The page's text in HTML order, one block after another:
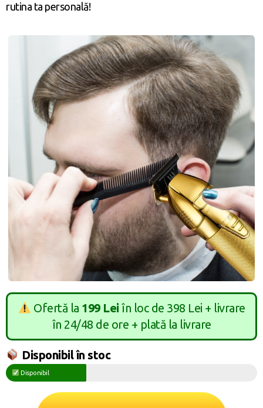
rutina ta personală!
Ofertă la 199 Leiîn loc de 398 Lei + livrare
în 24/48 de ore + plată la livrare
Disponibil în stoc
Disponibil